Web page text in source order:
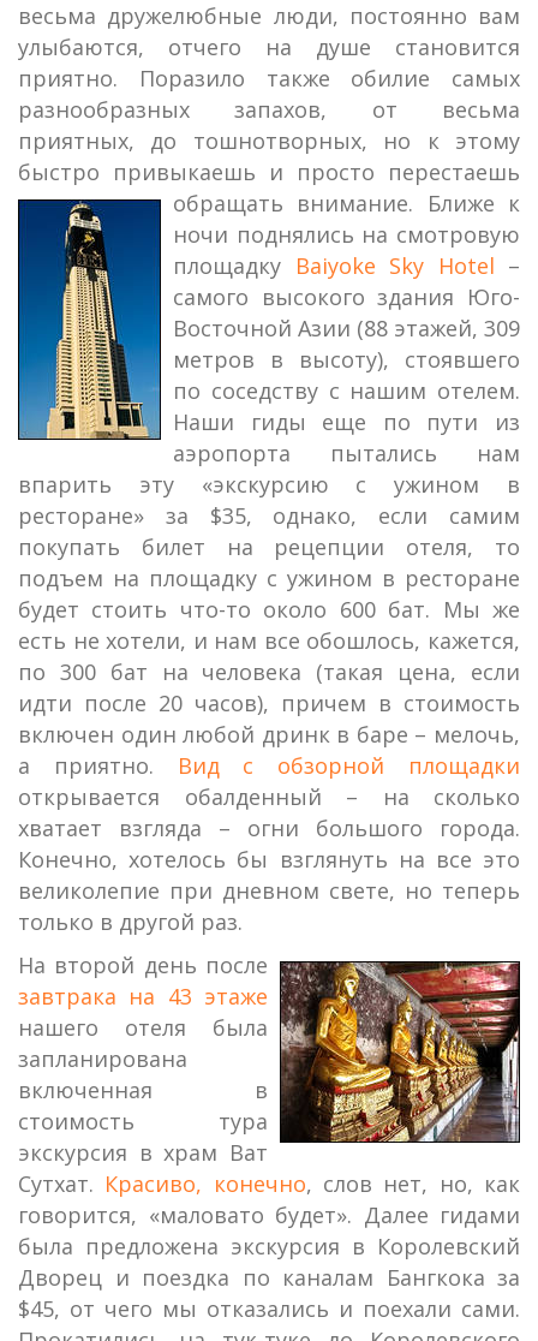
весьма дружелюбные люди, постоянно вам
улыбаются, отчего на душе становится
приятно. Поразило также обилие самых
разнообразных запахов, от весьма
приятных, до тошнотворных, но к этому
быстро привыкаешь и просто перестаешь
обращать внимание. Ближе к
ночи поднялись на смотровую
площадку Baiyoke Sky Hotel –
самого высокого здания Юго-
Восточной Азии (88 этажей, 309
метров в высоту), стоявшего
по соседству с нашим отелем.
Наши гиды еще по пути из
аэропорта пытались нам
впарить эту «экскурсию с ужином в
ресторане» за $35, однако, если самим
покупать билет на рецепции отеля, то
подъем на площадку с ужином в ресторане
будет стоить что-то около 600 бат. Мы же
есть не хотели, и нам все обошлось, кажется,
по 300 бат на человека (такая цена, если
идти после 20 часов), причем в стоимость
включен один любой дринк в баре – мелочь,
а приятно. Вид с обзорной площадки
открывается обалденный – на сколько
хватает взгляда – огни большого города.
Конечно, хотелось бы взглянуть на все это
великолепие при дневном свете, но теперь
только в другой раз.
На второй день после
завтрака на 43 этаже
нашего отеля была
запланирована
включенная в
стоимость тура
экскурсия в храм Ват
Сутхат. Красиво, конечно, слов нет, но, как
говорится, «маловато будет». Далее гидами
была предложена экскурсия в Королевский
Дворец и поездка по каналам Бангкока за
$45, от чего мы отказались и поехали сами.